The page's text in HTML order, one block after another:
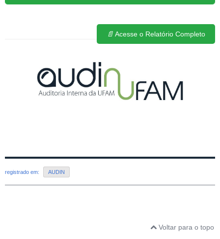
📄 Acesse o Relatório Completo
registrado em: AUDIN
Voltar para o topo